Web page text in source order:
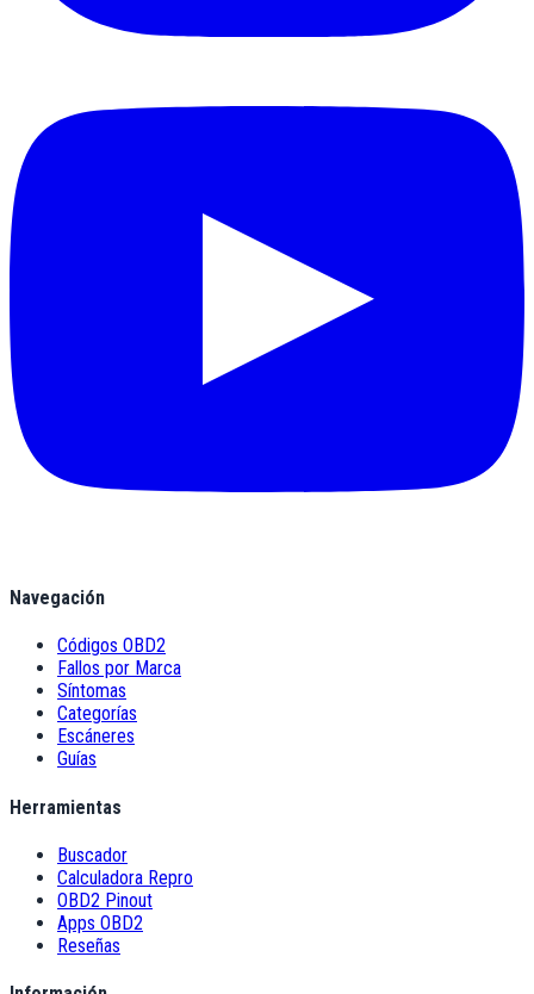
Navegación
Códigos OBD2
Fallos por Marca
Síntomas
Categorías
Escáneres
Guías
Herramientas
Buscador
Calculadora Repro
OBD2 Pinout
Apps OBD2
Reseñas